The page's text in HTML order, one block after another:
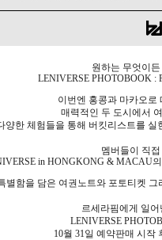
원하는 무엇이
LENIVERSE PHOTOBOOK :
이번엔 홍콩과 마카오로
매력적인 두 도시에서
양한 체험들을 통해 버킷리스트를
멤버들이 직
in HONGKONG & MACAU
별함을 담은 여권노트와 포토티켓
르세라핌에게 일
LENIVERSE
10월 31일 예약판매 시작